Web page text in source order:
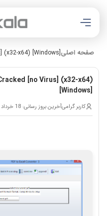
صفحه اصلی(x32-x64) [Windows]
[no Virus] (x32-x64)
[Windows]
کاربر گرامیآخرین بروز رسانی: 18 خرداد 1405